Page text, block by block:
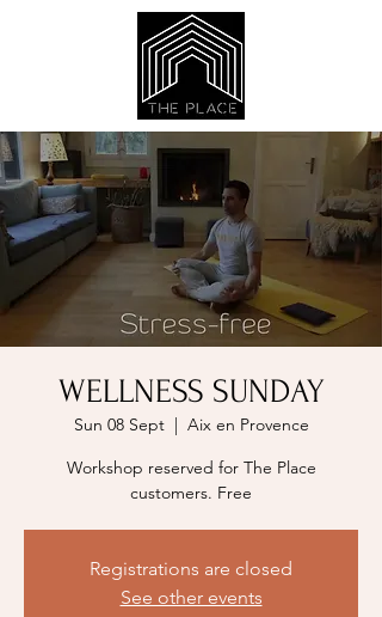
WELLNESS SUNDAY
Sun 08 Sept
  |
Aix en Provence
Workshop reserved for The Place
customers. Free
Registrations are closed
See other events